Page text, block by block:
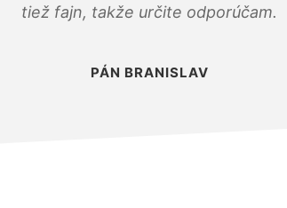
tiež fajn, takže určite odporúčam.
PÁN BRANISLAV